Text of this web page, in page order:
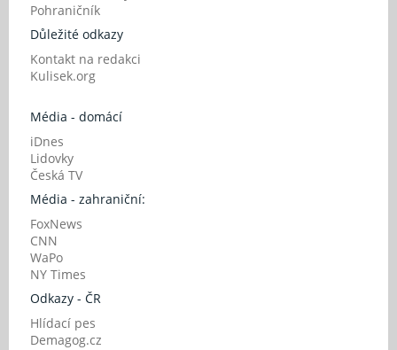
Pohraničník
Důležité odkazy
Kontakt na redakci
Kulisek.org
Média - domácí
iDnes
Lidovky
Česká TV
Média - zahraniční:
FoxNews
CNN
WaPo
NY Times
Odkazy - ČR
Hlídací pes
Demagog.cz